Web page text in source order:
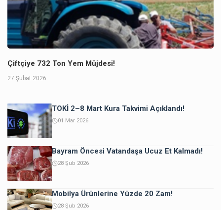
Çiftçiye 732 Ton Yem Müjdesi!
27 Şubat 2026
TOKİ 2–8 Mart Kura Takvimi Açıklandı!
01 Mar 2026
Bayram Öncesi Vatandaşa Ucuz Et Kalmadı!
28 Şub 2026
Mobilya Ürünlerine Yüzde 20 Zam!
28 Şub 2026